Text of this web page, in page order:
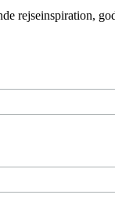
rejseinspiration,